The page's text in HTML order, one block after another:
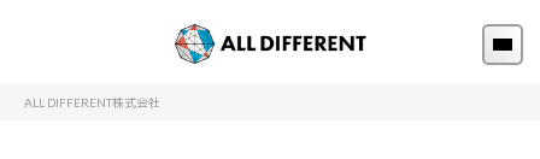
ALL DIFFERENT株式会社